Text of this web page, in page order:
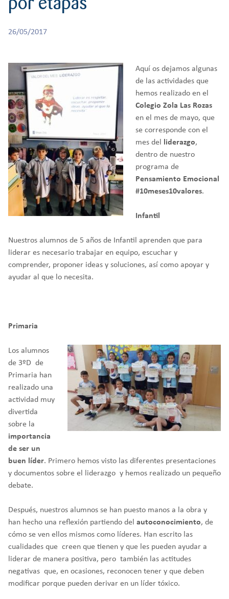
CREATIVIDAD
BACHILLERATO
26/05/2017
Aquí os dejamos algunas
de las actividades que
hemos realizado en el
Colegio Zola Las Rozas
en el mes de mayo, que
se corresponde con el
mes del
liderazgo,
dentro de nuestro
programa de
Pensamiento Emocional
#10meses10valores.
Infantil
Nuestros alumnos de 5 años de Infantil aprenden que para
liderar es necesario trabajar en equipo, escuchar y
comprender, proponer ideas y soluciones, así como apoyar y
ayudar al que lo necesita.
Primaria
Los alumnos
de 3ºD de
Primaria han
realizado una
actividad muy
divertida
sobre la
importancia
de ser un
buen líder. Primero hemos visto las diferentes presentaciones
y documentos sobre el liderazgo y hemos realizado un pequeño
debate.
Después, nuestros alumnos se han puesto manos a la obra y
han hecho una reflexión partiendo del autoconocimiento, de
cómo se ven ellos mismos como líderes. Han escrito las
cualidades que creen que tienen y que les pueden ayudar a
liderar de manera positiva, pero también las actitudes
negativas que, en ocasiones, reconocen tener y que deben
modificar porque pueden derivar en un líder tóxico.